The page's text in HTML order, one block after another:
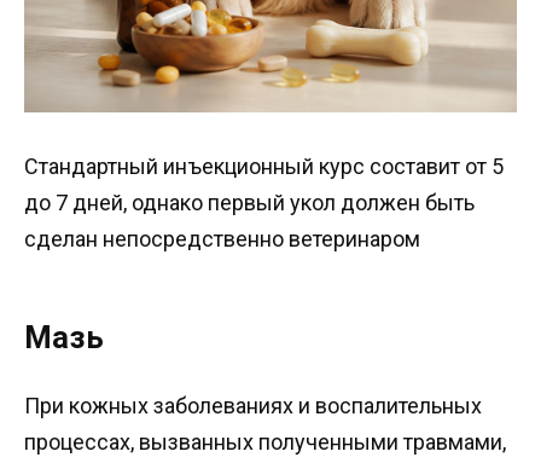
Стандартный инъекционный курс составит от 5
до 7 дней, однако первый укол должен быть
сделан непосредственно ветеринаром
Мазь
При кожных заболеваниях и воспалительных
процессах, вызванных полученными травмами,